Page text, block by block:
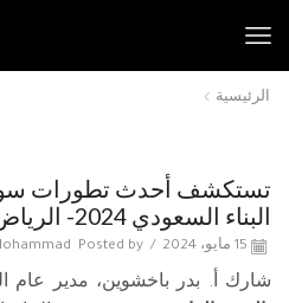
الرئيسية
تستكشف أحدث تطورات
البناء السعودي 2024- الرياض
/
Posted by
شارك أ. بدر باخشوين، مدير عام